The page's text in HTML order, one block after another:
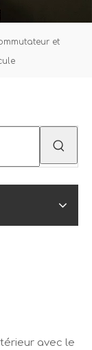
et
avec le